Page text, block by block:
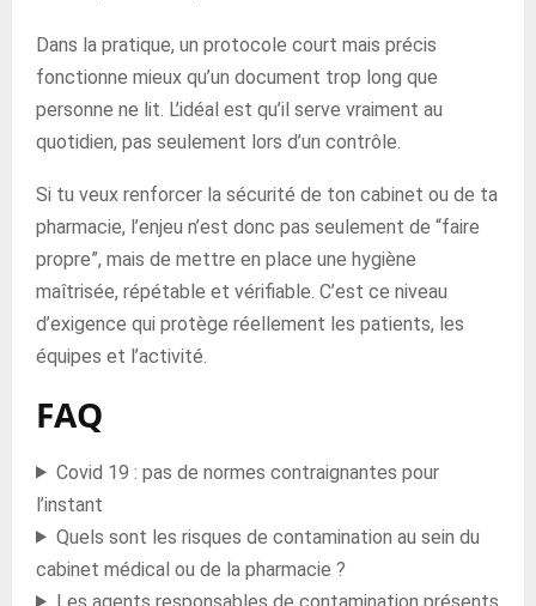
Dans la pratique, un protocole court mais précis
fonctionne mieux qu’un document trop long que
personne ne lit. L’idéal est qu’il serve vraiment au
quotidien, pas seulement lors d’un contrôle.
Si tu veux renforcer la sécurité de ton cabinet ou de ta
pharmacie, l’enjeu n’est donc pas seulement de “faire
propre”, mais de mettre en place une hygiène
maîtrisée, répétable et vérifiable. C’est ce niveau
d’exigence qui protège réellement les patients, les
équipes et l’activité.
FAQ
Covid 19 : pas de normes contraignantes pour
l’instant
Quels sont les risques de contamination au sein du
cabinet médical ou de la pharmacie ?
Les agents responsables de contamination présents